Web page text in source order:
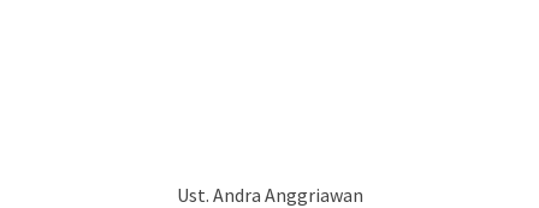
Ust. Andra Anggriawan